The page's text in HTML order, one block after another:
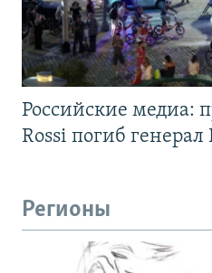
Российские медиа:
Rossi погиб
Регионы